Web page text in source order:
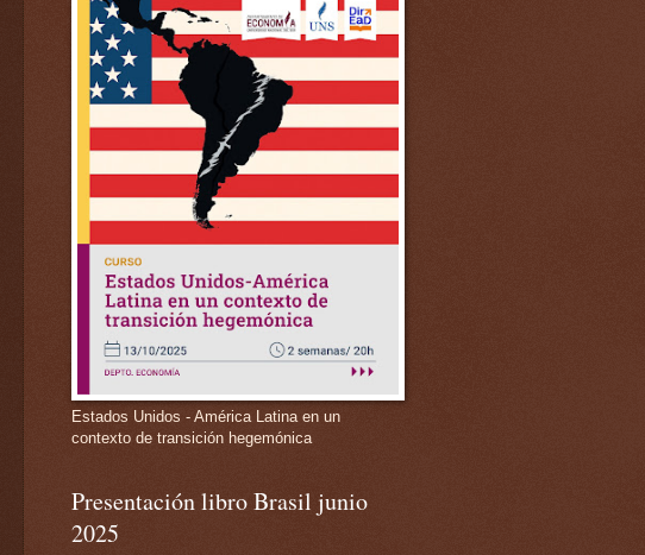
Estados Unidos - América Latina en un
contexto de transición hegemónica
Presentación libro Brasil junio
2025